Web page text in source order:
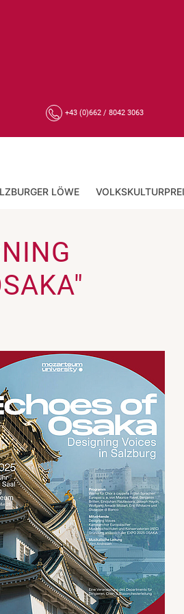
+43 (0)662 / 8042 3063
LÖWE